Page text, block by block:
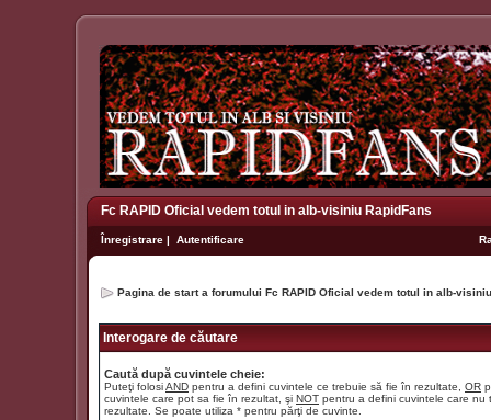
Fc RAPID Oficial vedem totul in alb-visiniu RapidFans
Înregistrare | Autentificare
Pagina de start a forumului Fc RAPID Oficial vedem totul in alb-
Interogare de căutare
Caută după cuvintele cheie:
Puteţi folosiAND pentru a defini cuvintele ce trebuie să fie în rezultate, OR
cuvintele care pot sa fie în rezultat, şi NOT pentru a defini cuvintele care nu
rezultate. Se poate utiliza * pentru părţi de cuvinte.